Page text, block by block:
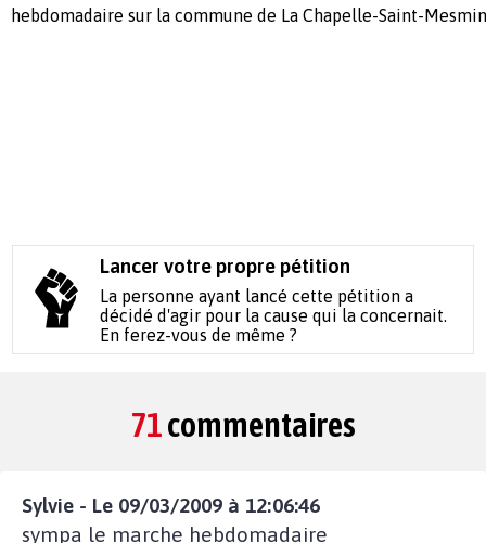
hebdomadaire sur la commune de La Chapelle-Saint-
Lancer votre propre pétition
La personne ayant lancé cette pétition a
décidé d'agir pour la cause qui la concernait.
En ferez-vous de même ?
71commentaires
Sylvie - Le 09/03/2009 à 12:06:46
sympa le marche hebdomadaire